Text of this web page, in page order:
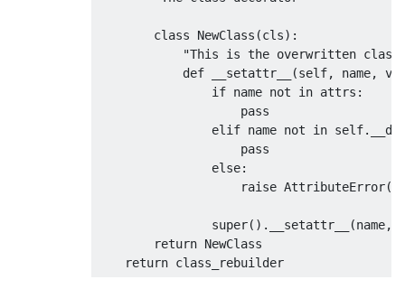
class NewClass (cls):
"This is the overwritten
def __setattr__ (self, name,
if name not in attrs :
pass
elif name not in self.
pass
else:
raise AttributeError(
                super
(). __setattr__ (name,
return NewClass
return class_rebuilder